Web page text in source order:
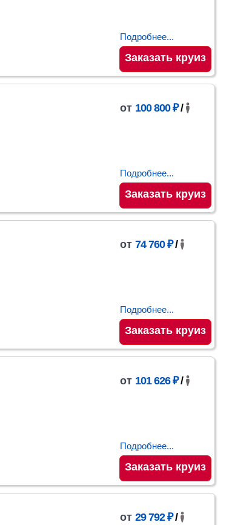
Подробнее...
Заказать круиз
от 100 800 ₽/
Подробнее...
Заказать круиз
от 74 760 ₽/
Подробнее...
Заказать круиз
от 101 626 ₽/
Подробнее...
Заказать круиз
от 29 792 ₽/